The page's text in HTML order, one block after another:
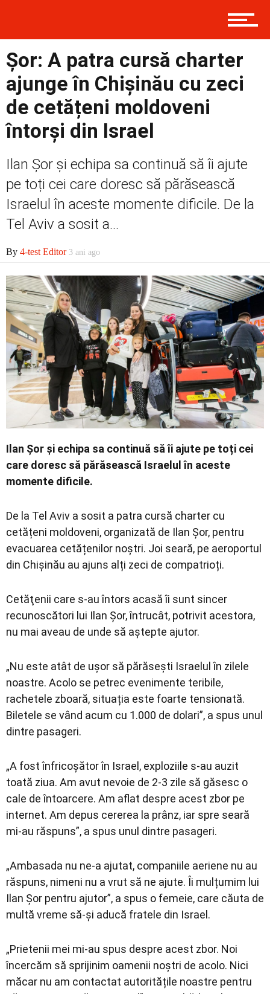
Șor: A patra cursă charter
ajunge în Chișinău cu zeci
de cetățeni moldoveni
întorși din Israel
Ilan Șor și echipa sa continuă să îi ajute
pe toți cei care doresc să părăsească
Israelul în aceste momente dificile. De la
Tel Aviv a sosit a...
By 4-test Editor 3 ani ago
Ilan Șor și echipa sa continuă să îi ajute pe toți cei
care doresc să părăsească Israelul în aceste
momente dificile.
De la Tel Aviv a sosit a patra cursă charter cu
cetățeni moldoveni, organizată de Ilan Șor, pentru
evacuarea cetățenilor noștri. Joi seară, pe aeroportul
din Chișinău au ajuns alți zeci de compatrioți.
Cetăţenii care s-au întors acasă îi sunt sincer
recunoscători lui Ilan Șor, întrucât, potrivit acestora,
nu mai aveau de unde să aştepte ajutor.
„Nu este atât de ușor să părăsești Israelul în zilele
noastre. Acolo se petrec evenimente teribile,
rachetele zboară, situația este foarte tensionată.
Biletele se vând acum cu 1.000 de dolari”, a spus unul
dintre pasageri.
„A fost înfricoșător în Israel, exploziile s-au auzit
toată ziua. Am avut nevoie de 2-3 zile să găsesc o
cale de întoarcere. Am aflat despre acest zbor pe
internet. Am depus cererea la prânz, iar spre seară
mi-au răspuns”, a spus unul dintre pasageri.
„Ambasada nu ne-a ajutat, companiile aeriene nu au
răspuns, nimeni nu a vrut să ne ajute. Îi mulțumim lui
Ilan Șor pentru ajutor”, a spus o femeie, care căuta de
multă vreme să-și aducă fratele din Israel.
„Prietenii mei mi-au spus despre acest zbor. Noi
încercăm să sprijinim oamenii noștri de acolo. Nici
măcar nu am contactat autoritățile noastre pentru